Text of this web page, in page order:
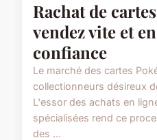
Rachat de
vendez vite et
confiance
Le marché des cartes
collectionneurs désireux
L'essor des achats en
spécialisées rend ce
des ...